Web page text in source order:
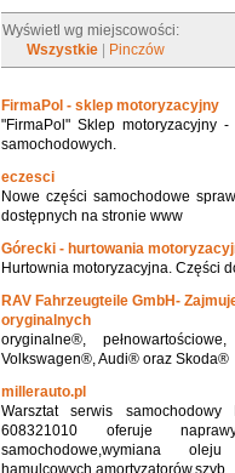
Wyświetl wg miejscowości:
Wszystkie
Pinczów
FirmaPol - sklep motoryzacyjny
"FirmaPol" Sklep motoryzacyjny
samochodowych.
eczesci
Nowe części samochodowe
dostępnych na stronie www
Górecki - hurtowania
Hurtownia motoryzacyjna. Części
RAV Fahrzeugteile GmbH-
oryginalnych
oryginalne®,
Volkswagen®, Audi® oraz Skoda®
millerauto.pl
Warsztat serwis
608321010 oferuje
samochodowe,wymiana